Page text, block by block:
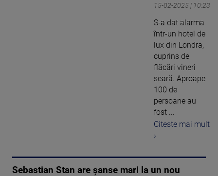
15-02-2025 | 10:23
S-a dat alarma
într-un hotel de
lux din Londra,
cuprins de
flăcări vineri
seară. Aproape
100 de
persoane au
fost ...
Citeste mai mult
›
Sebastian Stan are șanse mari la un nou